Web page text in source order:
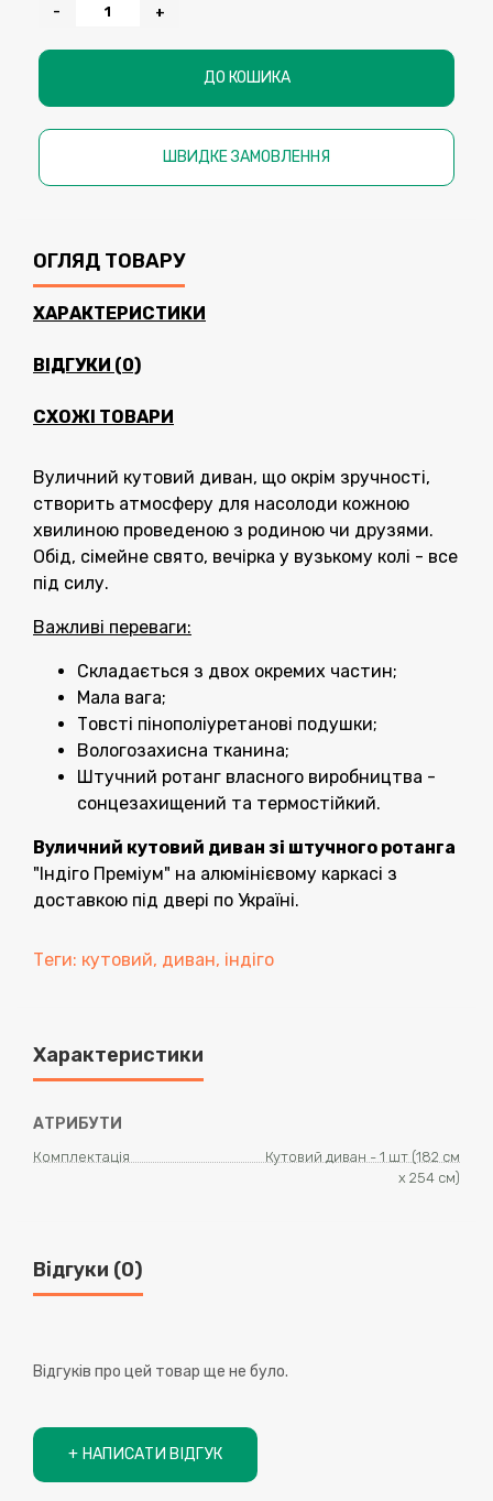
- +
ДО КОШИКА
ШВИДКЕ ЗАМОВЛЕННЯ
ОГЛЯД ТОВАРУ
ХАРАКТЕРИСТИКИ
ВІДГУКИ (0)
СХОЖІ ТОВАРИ
Вуличний кутовий диван, що окрім зручності,
створить атмосферу для насолоди кожною
хвилиною проведеною з родиною чи друзями.
Обід, сімейне свято, вечірка у вузькому колі - все
під силу.
Важливі переваги:
Складається з двох окремих частин;
Мала вага;
Товсті пінополіуретанові подушки;
Вологозахисна тканина;
Штучний ротанг власного виробництва -
сонцезахищений та термостійкий.
Вуличний кутовий диван зі штучного ротанга
"Індіго Преміум" на алюмінієвому каркасі з
доставкою під двері по Україні.
Теги: кутовий, диван, індіго
Характеристики
АТРИБУТИ
Комплектація
Кутовий диван - 1 шт (182 см
х 254 см)
Відгуки (0)
Відгуків про цей товар ще не було.
+ НАПИСАТИ ВІДГУК